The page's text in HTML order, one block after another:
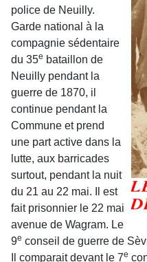
police de Neuilly.
Garde national à la
compagnie sédentaire
du 35e bataillon de
Neuilly pendant la
guerre de 1870, il
continue pendant la
Commune et prend
une part active dans la
lutte, aux barricades
surtout, pendant la nuit
du 21 au 22 mai. Il est
fait prisonnier le 22 mai
avenue de Wagram. Le
9e conseil de guerre de
Il compa­rait devant le 7e